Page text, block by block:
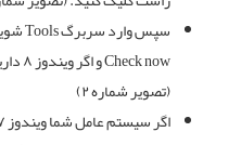
(تصویر شماره ۲)